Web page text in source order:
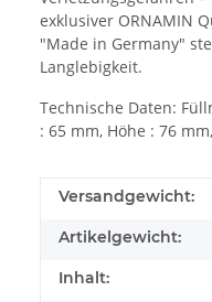
exklusiver ORNAMIN
"Made in Germany"
Langlebigkeit.
Technische Daten:
: 65 mm, Höhe : 76
Versandgewicht:
Artikelgewicht:
Inhalt: